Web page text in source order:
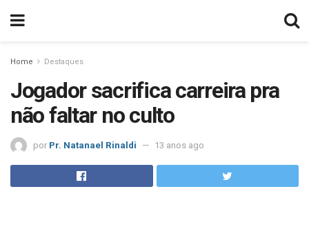
Home Destaques
Jogador sacrifica carreira pra
não faltar no culto
por Pr. Natanael Rinaldi 13 anos ago